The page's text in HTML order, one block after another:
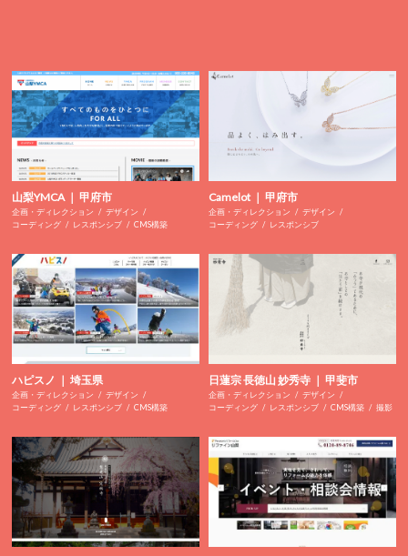
山梨YMCA ｜ 甲府市
企画・ディレクション
デザイン
コーディング
レスポンシブ CMS構築
Camelot ｜ 甲府市
企画・ディレクション
デザイン
コーディング
レスポンシブ
ハピスノ ｜ 埼玉県
企画・ディレクション
デザイン
コーディング
レスポンシブ CMS構築
日蓮宗 長徳山 妙秀寺 ｜ 甲斐市
企画・ディレクション
デザイン
コーディング
レスポンシブ CMS構築 撮影